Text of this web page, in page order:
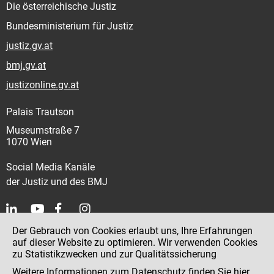
Die österreichische Justiz
Bundesministerium für Justiz
justiz.gv.at
bmj.gv.at
justizonline.gv.at
Palais Trautson
Museumstraße 7
1070 Wien
Social Media Kanäle
der Justiz und des BMJ
Kontakt
Impressum
Der Gebrauch von Cookies erlaubt uns, Ihre Erfahrungen
auf dieser Website zu optimieren. Wir verwenden Cookies
zu Statistikzwecken und zur Qualitätssicherung